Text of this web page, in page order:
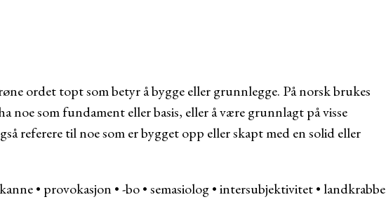
ordet topt som betyr å bygge eller grunnlegge. På norsk brukes
noe som fundament eller basis, eller å være grunnlagt på visse
referere til noe som er bygget opp eller skapt med en solid eller
• provokasjon •-bo•semasiolog•intersubjektivitet•landkrabbe